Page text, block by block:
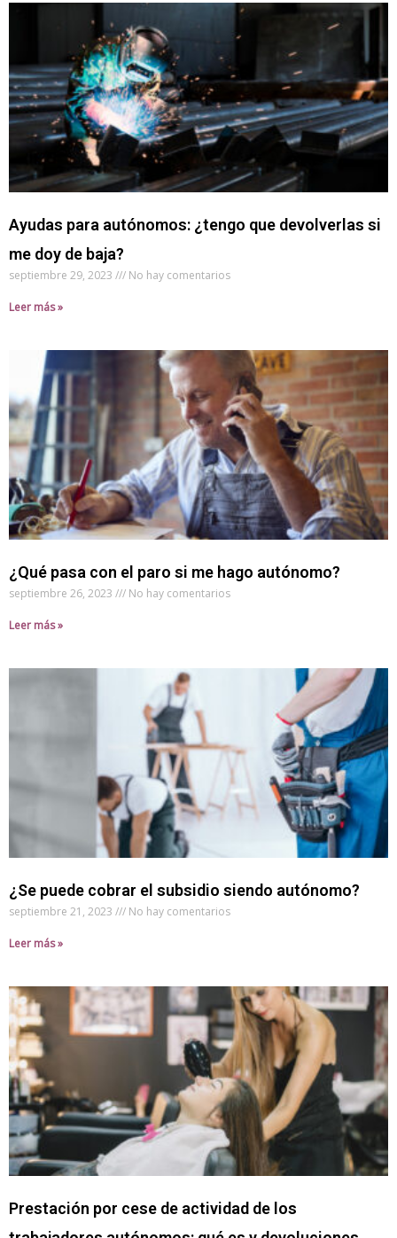
Ayudas para autónomos: ¿tengo que devolverlas si
me doy de baja?
septiembre 29, 2023 No hay comentarios
Leer más »
¿Qué pasa con el paro si me hago autónomo?
septiembre 26, 2023 No hay comentarios
Leer más »
¿Se puede cobrar el subsidio siendo autónomo?
septiembre 21, 2023 No hay comentarios
Leer más »
Prestación por cese de actividad de los